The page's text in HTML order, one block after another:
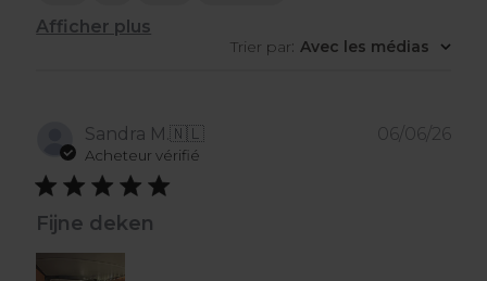
Afficher plus
Trier par: Avec les médias
Sandra M.🇳🇱
Acheteur vérifié
Fijne deken
06/06/26